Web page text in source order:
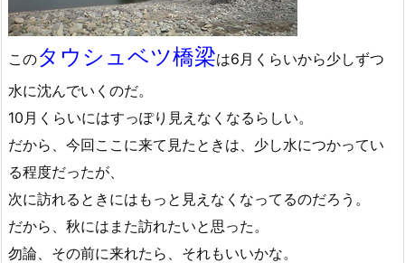
このタウシュベツ橋梁は6月くらいから少しずつ
水に沈んでいくのだ。
10月くらいにはすっぽり見えなくなるらしい。
だから、今回ここに来て見たときは、少し水につかってい
る程度だったが、
次に訪れるときにはもっと見えなくなってるのだろう。
だから、秋にはまた訪れたいと思った。
勿論、その前に来れたら、それもいいかな。